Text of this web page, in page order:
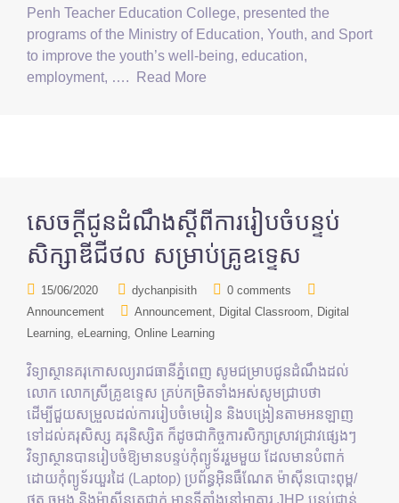
Penh Teacher Education College, presented the
programs of the Ministry of Education, Youth, and Sport
to improve the youth’s well-being, education,
employment, ….
Read More
សេចក្តីជូនដំណឹងស្តីពីការរៀបចំបន្ទប់
សិក្សាឌីជីថល សម្រាប់គ្រូឧទ្ទេស
15/06/2020 dychanpisith
0 comments
Announcement
Announcement Digital Classroom
Digital
Learning eLearning Online Learning
វិទ្យាស្ថានគរុកោសល្យរាជធានីភ្នំពេញ សូមជម្រាបជូនដំណឹងដល់
លោក លោកស្រីគ្រូឧទ្ទេស គ្រប់កម្រិតទាំងអស់សូមជ្រាបថា
ដើម្បីជួយសម្រួលដល់ការរៀបចំមេរៀន និងបង្រៀនតាមអនឡាញ
ទៅដល់គរុសិស្ស គរុនិស្សិត ក៏ដូចជាកិច្ចការសិក្សាស្រាវជ្រាវផ្សេងៗ
វិទ្យាស្ថានបានរៀបចំឱ្យមានបន្ទប់កុំព្យូទ័ររួមមួយ ដែលមានបំពាក់
ដោយកុំព្យូទ័រយួរដៃ (Laptop) ប្រព័ន្ធអ៊ិនធឺណែត ម៉ាស៊ីនបោះពុម្ព/
ថត ចម្លង និងម៉ាស៊ីនត្រជាក់ មានទីតាំងនៅអាគារ JHP បន្ទប់ជាន់